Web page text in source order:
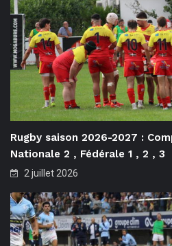
Rugby saison 2026-2027 :
Nationale 2 , Fédérale 1 , 2 , 3
2 juillet 2026